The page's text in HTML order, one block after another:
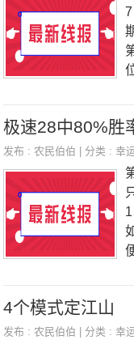
极速28中80%胜
发布 :农民伯伯 | 分类 :幸
4个模式定江山
发布 :农民伯伯 | 分类 :幸